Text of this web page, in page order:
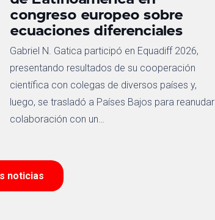
congreso europeo sobre
ecuaciones diferenciales
Gabriel N. Gatica participó en Equadiff 2026,
presentando resultados de su cooperación
científica con colegas de diversos países y,
luego, se trasladó a Países Bajos para reanudar
colaboración con un…
noticias